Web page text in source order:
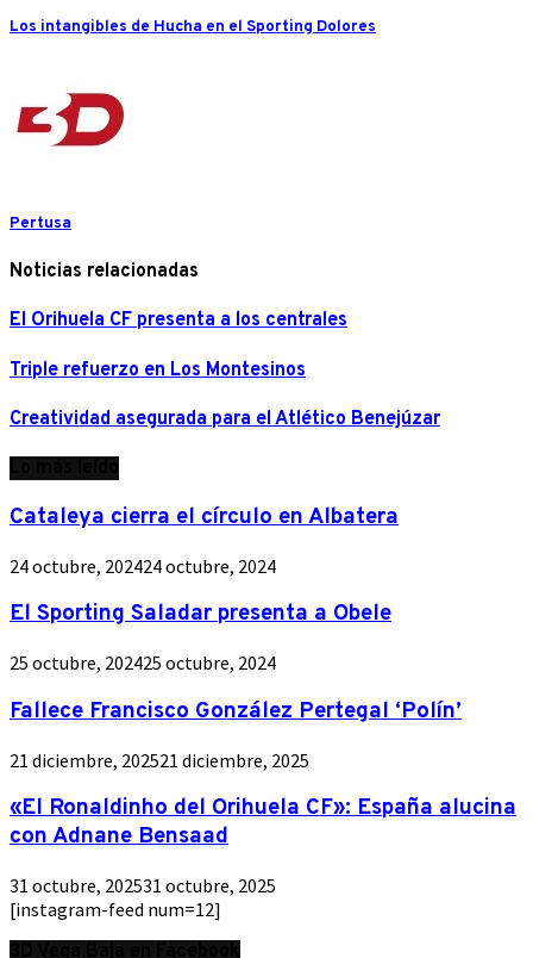
Los intangibles de Hucha en el Sporting Dolores
Pertusa
Noticias relacionadas
El Orihuela CF presenta a los centrales
Triple refuerzo en Los Montesinos
Creatividad asegurada para el Atlético Benejúzar
Cataleya cierra el círculo en Albatera
24 octubre, 202424 octubre, 2024
El Sporting Saladar presenta a Obele
25 octubre, 202425 octubre, 2024
Fallece Francisco González Pertegal ‘Polín’
21 diciembre, 202521 diciembre, 2025
«El Ronaldinho del Orihuela CF»: España alucina
con Adnane Bensaad
31 octubre, 202531 octubre, 2025
[instagram-feed num=12]